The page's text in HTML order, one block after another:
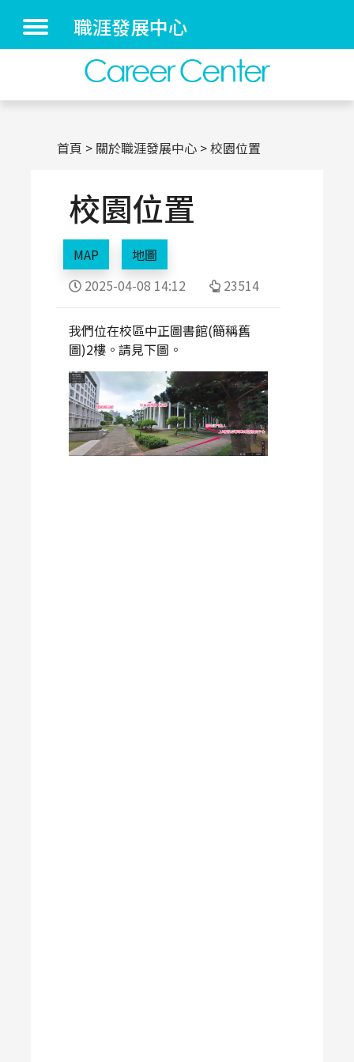
職涯發展中心
首頁 關於職涯發展中心 校園位置
校園位置
MAP
地圖
2025-04-08 14:12
23514
我們位在校區中正圖書館(簡稱舊
圖)2樓。請見下圖。